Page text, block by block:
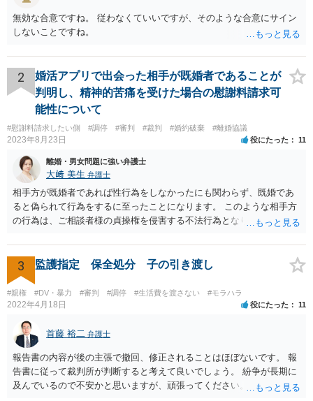
無効な合意ですね。 従わなくていいですが、そのような合意にサイン
しないことですね。
2
婚活アプリで出会った相手が既婚者であることが
判明し、精神的苦痛を受けた場合の慰謝料請求可
能性について
#慰謝料請求したい側 #調停 #審判 #裁判 #婚約破棄 #離婚協議
2023年8月23日 役にたった 11
離婚・男女問題に強い弁護士
大﨑 美生 弁護士
相手方が既婚者であれば性行為をしなかったにも関わらず、既婚であ
ると偽られて行為をするに至ったことになります。 このような相手方
の行為は、ご相談者様の貞操権を侵害する不法行為となりますので、
ませんが、上記は性行為があったことを前提としています） 弁護士に
依頼されると、相手方の住民票を取得することができます。 請求する
慰謝料の額含め、一度弁護士にご相談されると良いと思います。
3 監護指定 保全処分 子の引き渡し
#親権 #DV・暴力 #審判 #調停 #生活費を渡さない #モラハラ
2022年4月18日 役にたった 11
首藤 裕二 弁護士
報告書の内容が後の主張で撤回、修正されることはほぼないです。 報
告書に従って裁判所が判断すると考えて良いでしょう。 紛争が長期に
及んでいるので不安かと思いますが、頑張ってください。